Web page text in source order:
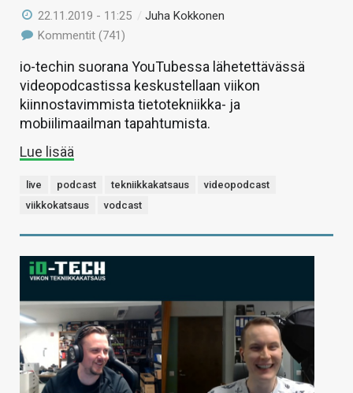
22.11.2019 - 11:25 /Juha Kokkonen
Kommentit (741)
io-techin suorana YouTubessa lähetettävässä
videopodcastissa keskustellaan viikon
kiinnostavimmista tietotekniikka- ja
mobiilimaailman tapahtumista.
Lue lisää
live podcast tekniikkakatsaus
videopodcast
viikkokatsaus
vodcast